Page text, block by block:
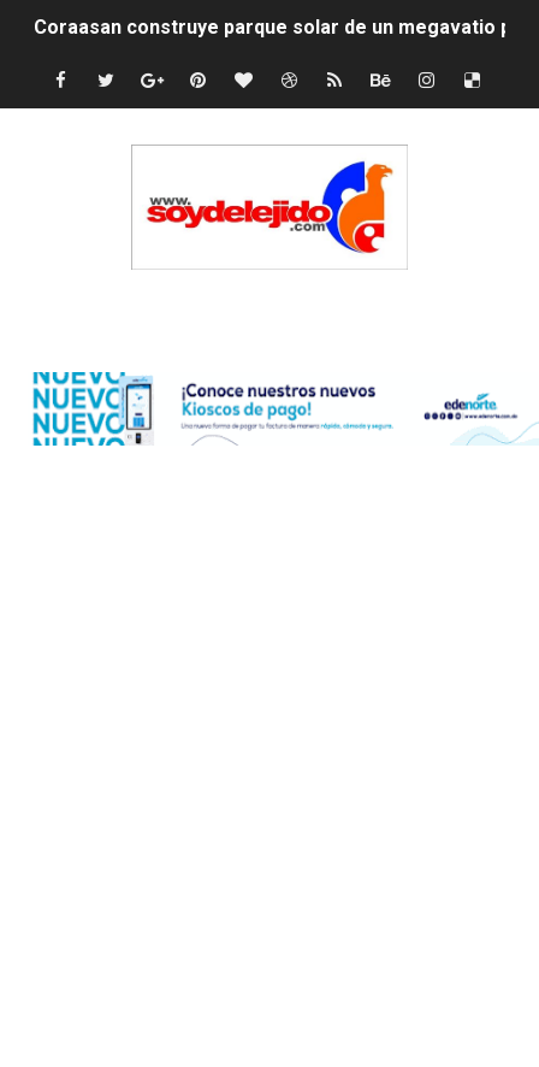
Coraasan construye parque solar de un megavatio
Irán apuesta por resistencia en disputa con Estados
Precio del dólar hoy viernes 7 de agosto de 2026
Un derrumbe en el centro de Cuba deja dos personas
La nube sahariana número 14 se ha alejado de